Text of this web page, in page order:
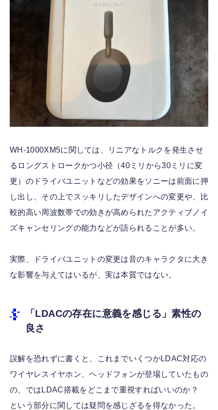
WH-1000XM5に関しては、リニアなトルクを発生させ
るロングストロークかつ小径（40ミリから30ミリに変
更）のドライバユニットなどの効果をソニーは前面に押
し出し、その上でスッキリしたデザインへの変更や、比
較的高い周波数帯での効きが高められたアクティブノイ
ズキャンセリングの能力などが語られることが多い。
実際、ドライバユニットの変更は音のキャラクタに大き
な影響を与えてはいるが、実は本質ではない。
「LDACの存在に意義を感じる」素性の
良さ
誤解を恐れずに書くと、これまでいくつかLDAC対応の
ワイヤレスイヤホン、ヘッドフォンが登場していたもの
の、ではLDAC搭載をどこまで重視すればいいのか？
という部分に関しては疑問を感じざるを得なかった。